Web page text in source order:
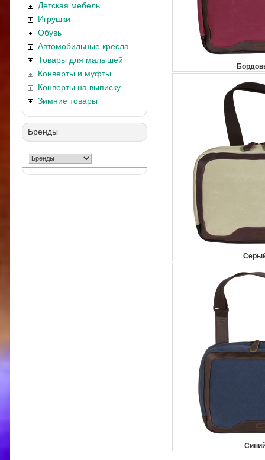
Детская мебель
Игрушки
Обувь
Автомобильные кресла
Товары для малышей
Конверты и муфты
Конверты на выписку
Зимние товары
Бренды